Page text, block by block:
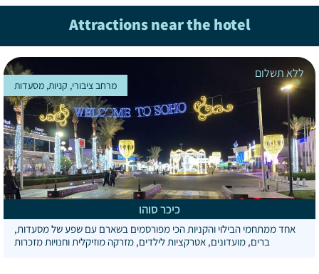
Attractions near the hotel
ללא תשלום
כיכר סוהו
אחד ממתחמי הבילוי והקניות הכי מפורסמים בשארם עם שפע של מסעדות,
ברים, מועדונים, אטרקציות לילדים, מזרקה מוזיקלית וחנויות מזכרות
מרחב ציבורי, קניות, מסעדות